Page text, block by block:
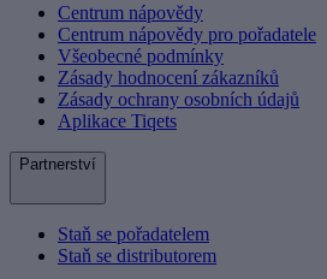
Centrum nápovědy
Centrum nápovědy pro pořadatele
Všeobecné podmínky
Zásady hodnocení zákazníků
Zásady ochrany osobních údajů
Aplikace Tiqets
Partnerství
Staň se pořadatelem
Staň se distributorem